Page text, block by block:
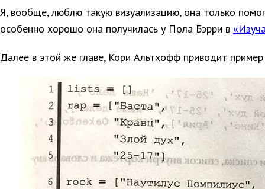
Я, вообще, люблю такую визуализацию, она только
особенно хорошо она получилась у Пола Бэрри в
Далее в этой же главе, Кори Альтхофф приводит пример